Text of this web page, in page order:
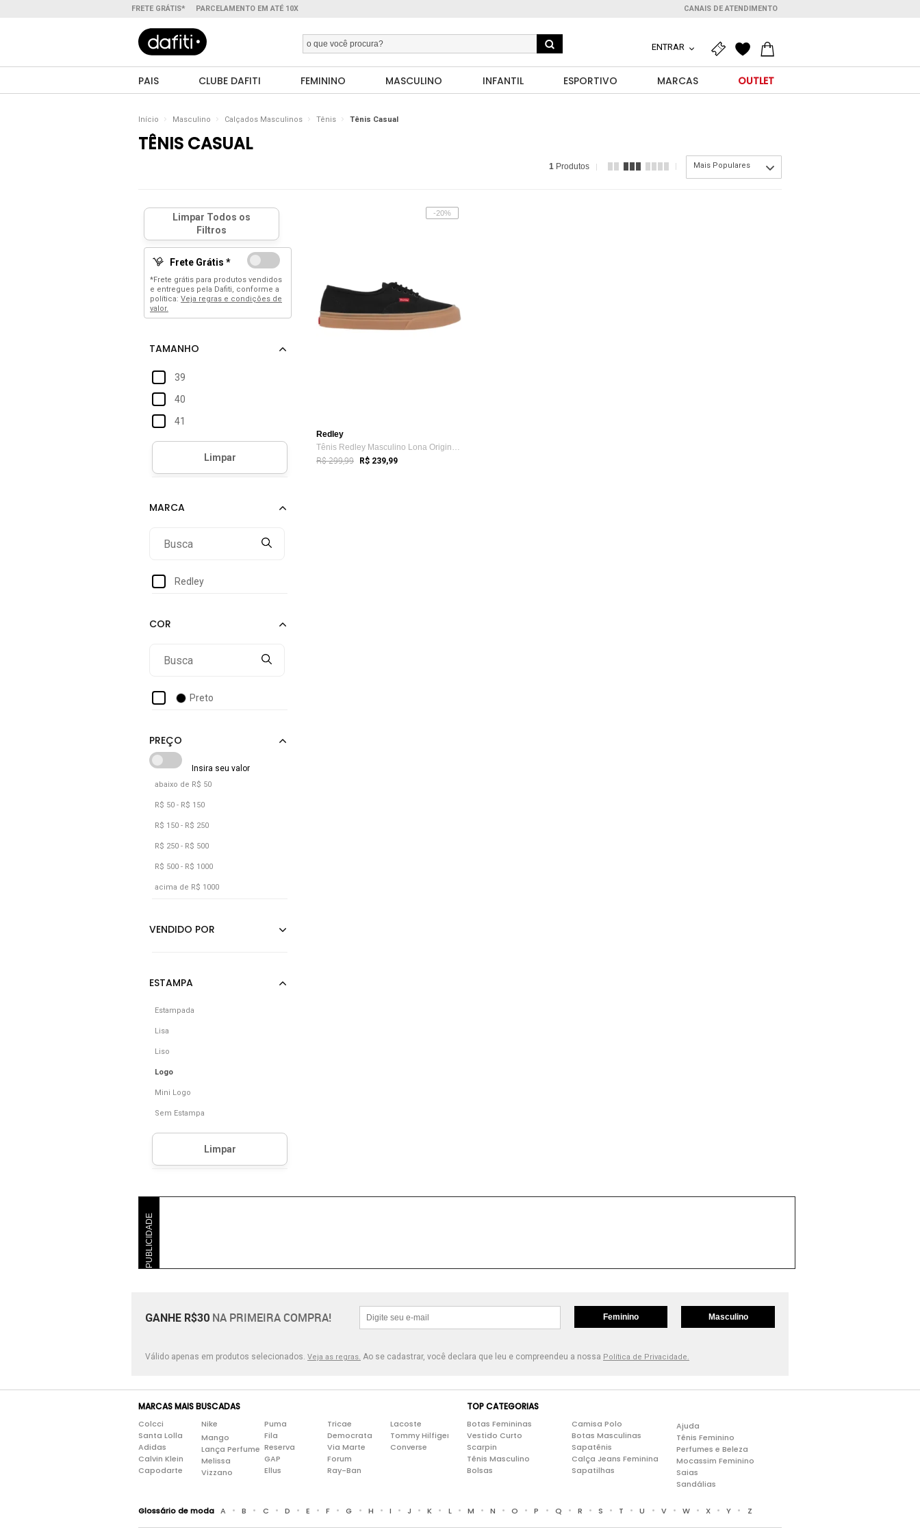
FRETE GRÁTIS* PARCELAMENTO EM ATÉ 10X CANAIS DE ATENDIMENTO
ENTRAR
PAIS CLUBE DAFITI FEMININO MASCULINO INFANTIL ESPORTIVO MARCAS OUTLET
Início Masculino Calçados Masculinos Tênis Tênis Casual
TÊNIS CASUAL
1 Produtos Mais Populares
Frete Grátis *
*Frete grátis para produtos vendidos
e entregues pela Dafiti, conforme a
política: Veja regras e condições de
valor.
39
40
41
Redley
Preto
abaixo de R$ 50
R$ 50 - R$ 150
R$ 150 - R$ 250
R$ 250 - R$ 500
R$ 500 - R$ 1000
acima de R$ 1000
Estampada
Lisa
Liso
Logo
Mini Logo
Sem Estampa
-20%
Redley
Tênis Redley Masculino Lona Originals La...
R$ 299,99 R$ 239,99
PUBLICIDADE
GANHE R$30 NA PRIMEIRA COMPRA! Feminino Masculino
Válido apenas em produtos selecionados. Veja as regras. Ao se cadastrar, você declara que leu e compreendeu a nossa Política de Privacidade.
MARCAS MAIS BUSCADAS
Colcci
Santa Lolla
Adidas
Calvin Klein
Capodarte
Nike
Mango
Lança Perfume
Melissa
Vizzano
Puma
Fila
Reserva
GAP
Ellus
Tricae
Democrata
Via Marte
Forum
Ray-Ban
Lacoste
Tommy Hilfiger
Converse
TOP CATEGORIAS
Botas Femininas
Vestido Curto
Scarpin
Tênis Masculino
Bolsas
Camisa Polo
Botas Masculinas
Sapatênis
Calça Jeans Feminina
Sapatilhas
Ajuda
Tênis Feminino
Perfumes e Beleza
Mocassim Feminino
Saias
Sandálias
Glossário de moda A • B • C • D • E • F • G • H • I • J • K • L • M • N • O • P • Q • R • S • T • U • V • W • X • Y • Z